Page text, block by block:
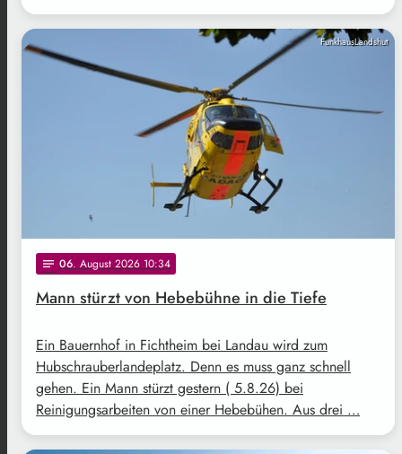
FunkhausLandshut
notes 06. August 2026 10:34
Mann stürzt von Hebebühne in die Tiefe
Ein Bauernhof in Fichtheim bei Landau wird zum
Hubschrauberlandeplatz. Denn es muss ganz schnell
gehen. Ein Mann stürzt gestern ( 5.8.26) bei
Reinigungsarbeiten von einer Hebebühen. Aus drei …